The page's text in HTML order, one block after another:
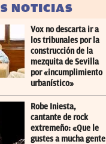
NOTICIAS
Vox no descarta ir a
los tribunales por la
construcción de la
mezquita de Sevilla
por «incumplimiento
urbanístico»
Robe Iniesta,
cantante de rock
extremeño: «Que le
gustes a mucha gente